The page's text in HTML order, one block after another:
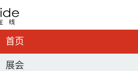
首页
展会